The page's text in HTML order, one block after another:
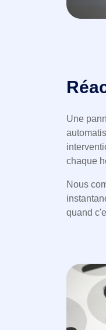
Une
chaque
Nous
quand